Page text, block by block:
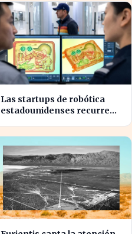
internacional
Las startups de robótica
estadounidenses recurren